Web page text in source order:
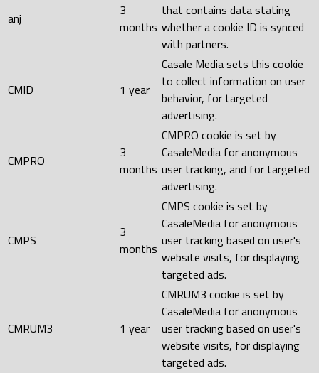
anj
3
months
that contains data stating
whether a cookie ID is synced
with partners.
CMID 1 year
Casale Media sets this cookie
to collect information on user
behavior, for targeted
advertising.
CMPRO
3
months
CMPRO cookie is set by
CasaleMedia for anonymous
user tracking, and for targeted
advertising.
CMPS
3
months
CMPS cookie is set by
CasaleMedia for anonymous
user tracking based on user's
website visits, for displaying
targeted ads.
CMRUM3 1 year
CMRUM3 cookie is set by
CasaleMedia for anonymous
user tracking based on user's
website visits, for displaying
targeted ads.